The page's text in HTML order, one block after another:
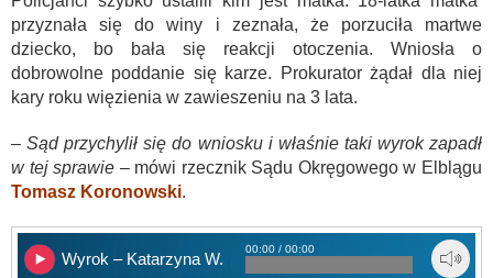
przyznała się do winy i zeznała, że porzuciła martwe
dziecko, bo bała się reakcji otoczenia. Wniosła o
dobrowolne poddanie się karze. Prokurator żądał dla niej
kary roku więzienia w zawieszeniu na 3 lata.
– Sąd przychylił się do wniosku i właśnie taki wyrok zapadł
w tej sprawie – mówi rzecznik Sądu Okręgowego w Elblągu
Tomasz Koronowski.
Wyrok – Katarzyna W.
00:00 / 00:00